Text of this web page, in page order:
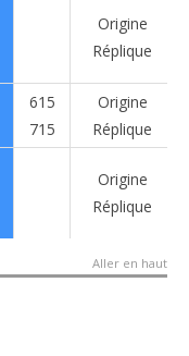
Origine
Réplique
615
715
Origine
Réplique
Origine
Réplique
Aller en haut